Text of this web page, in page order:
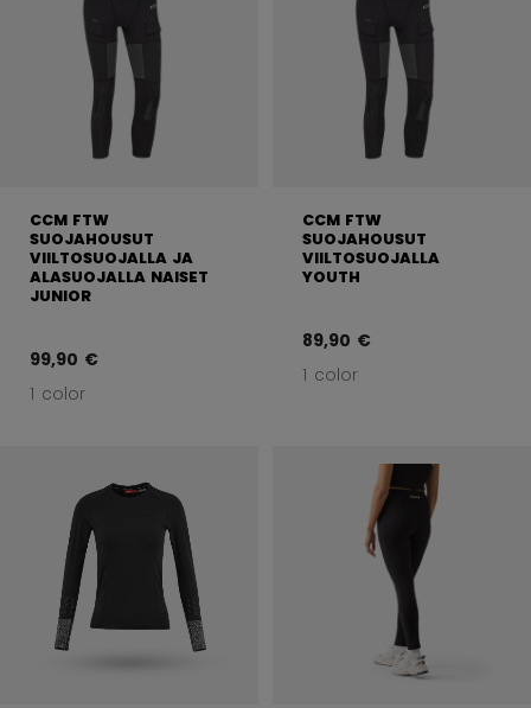
CCM FTW
SUOJAHOUSUT
VIILTOSUOJALLA JA
ALASUOJALLA NAISET
JUNIOR
99,90 €
1 color
CCM FTW
SUOJAHOUSUT
VIILTOSUOJALLA
YOUTH
89,90 €
1 color